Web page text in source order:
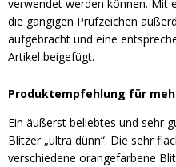
verwendet werden können. Mit
die gängigen Prüfzeichen
aufgebracht und eine
Artikel beigefügt.
Produktempfehlung für
Ein äußerst beliebtes und sehr
Blitzer „ultra dünn“. Die sehr
verschiedene orangefarbene